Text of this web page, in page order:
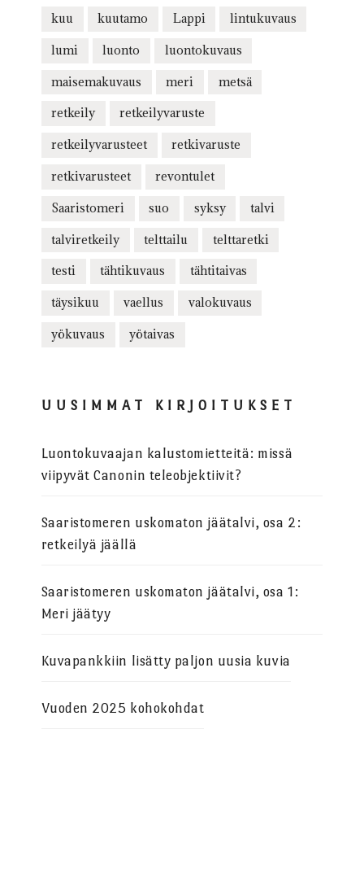
kuu kuutamo Lappi lintukuvaus
lumi luonto luontokuvaus
maisemakuvaus meri metsä
retkeily retkeilyvaruste
retkeilyvarusteet retkivaruste
retkivarusteet revontulet
Saaristomeri suo syksy talvi
talviretkeily telttailu telttaretki
testi tähtikuvaus tähtitaivas
täysikuu vaellus valokuvaus
yökuvaus yötaivas
UUSIMMAT KIRJOITUKSET
Luontokuvaajan kalustomietteitä: missä
viipyvät Canonin teleobjektiivit?
Saaristomeren uskomaton jäätalvi, osa 2:
retkeilyä jäällä
Saaristomeren uskomaton jäätalvi, osa 1:
Meri jäätyy
Kuvapankkiin lisätty paljon uusia kuvia
Vuoden 2025 kohokohdat